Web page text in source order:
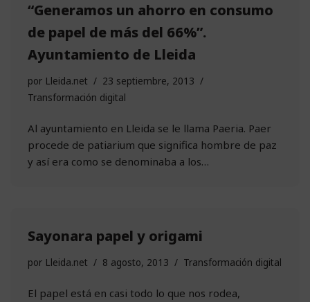
“Generamos un ahorro en consumo
de papel de más del 66%”.
Ayuntamiento de Lleida
por Lleida.net
23 septiembre, 2013
Transformación digital
Al ayuntamiento en Lleida se le llama Paeria. Paer
procede de patiarium que significa hombre de paz
y así era como se denominaba a los…
Sayonara papel y origami
por Lleida.net 8 agosto, 2013 Transformación digital
El papel está en casi todo lo que nos rodea,